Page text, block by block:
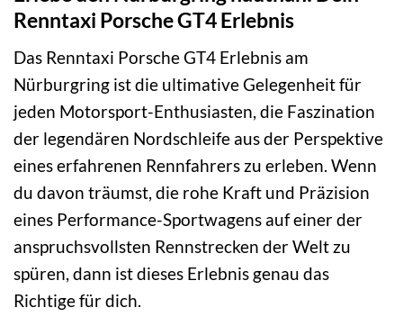
Renntaxi Porsche GT4 Erlebnis
Das Renntaxi Porsche GT4 Erlebnis am
Nürburgring ist die ultimative Gelegenheit für
jeden Motorsport-Enthusiasten, die Faszination
der legendären Nordschleife aus der Perspektive
eines erfahrenen Rennfahrers zu erleben. Wenn
du davon träumst, die rohe Kraft und Präzision
eines Performance-Sportwagens auf einer der
anspruchsvollsten Rennstrecken der Welt zu
spüren, dann ist dieses Erlebnis genau das
Richtige für dich.